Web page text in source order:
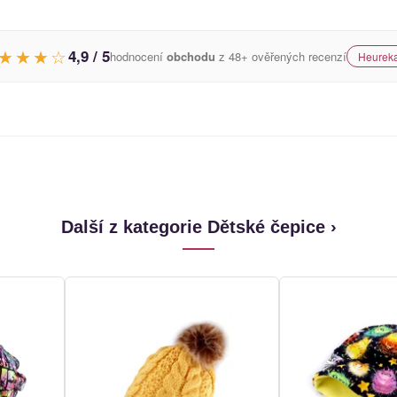
4,9 / 5hodnocení obchodu z 48+ ověřených recenzí
Další z kategorie Dětské čepice ›